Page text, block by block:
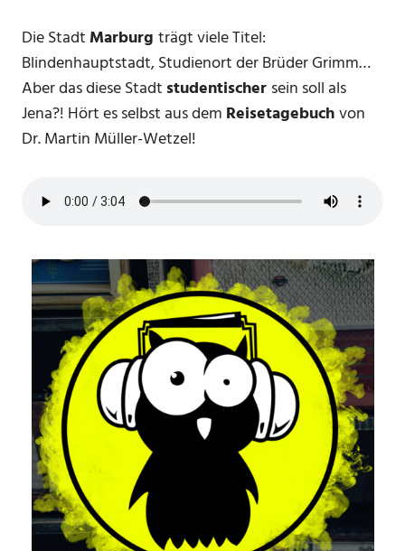
Die Stadt Marburg trägt viele Titel:
Blindenhauptstadt, Studienort der Brüder Grimm…
Aber das diese Stadt studentischer sein soll als
Jena?! Hört es selbst aus dem Reisetagebuchvon
Dr. Martin Müller-Wetzel!